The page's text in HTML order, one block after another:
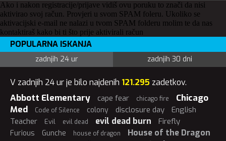
Ako i nakon registracije/prijave vidiš ovu poruku to znači da nisi
aktivirao svoj račun. Provjeri u svom SPAM foleru. Ukoliko se
aktivacijski e-mail ne nalazi u tvom SPAM folderu molim te da nas
kontaktiraš kako bi ti što prije aktivirali račun
POPULARNA ISKANJA
zadnjih 24 ur zadnjih 30 dni
V zadnjih 24 ur je bilo najdenih 121.295 zadetkov.
Abbott Elementary cape fear chicago fire
Chicago
Med
Code of Silence colony disclosure day
English
Teacher
Evil evil dead evil dead burn Firefly
Furious Gunche house of dragon House of the Dragon